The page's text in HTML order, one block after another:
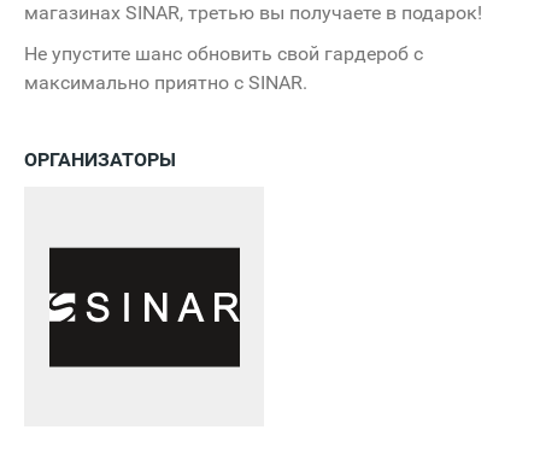
магазинах SINAR, третью вы получаете в подарок!
Не упустите шанс обновить свой гардероб с
максимально приятно с SINAR.
ОРГАНИЗАТОРЫ